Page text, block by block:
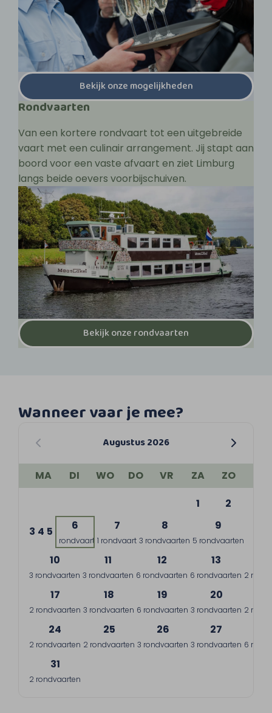
Bekijk onze mogelijkheden
Rondvaarten
Van een kortere rondvaart tot een uitgebreide
vaart met een culinair arrangement. Jij stapt aan
boord voor een vaste afvaart en ziet Limburg
langs beide oevers voorbijschuiven.
Bekijk onze rondvaarten
Wanneer vaar je mee?
Augustus 2026
MA DI WO DO VR ZA
ZO
1
2
3 4 5 6
1 rondvaart
7
1 rondvaart
8
3 rondvaarten
9
5 rondvaarten
10
3 rondvaarten
11
3 rondvaarten
12
6 rondvaarten
13
6 rondvaarten 2
17
2 rondvaarten
18
3 rondvaarten
19
6 rondvaarten
20
3 rondvaarten 2
24
2 rondvaarten
25
2 rondvaarten
26
3 rondvaarten
27
3 rondvaarten 6
31
2 rondvaarten